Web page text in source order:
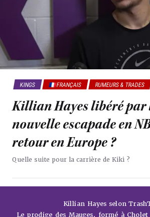
KINGS 🇫🇷FRANÇAIS RUMEURS & TRADES
Killian Hayes libéré par
nouvelle escapade en
retour en Europe ?
Quelle suite pour la carrière de Kiki ?
Killian Hayes selon
Le prodige des Mauges, formé à